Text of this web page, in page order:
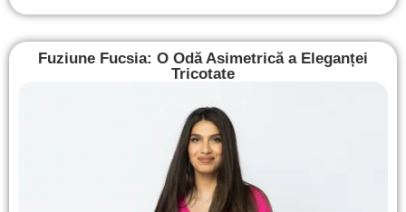
Fuziune Fucsia: O Odă Asimetrică a Eleganței
Tricotate